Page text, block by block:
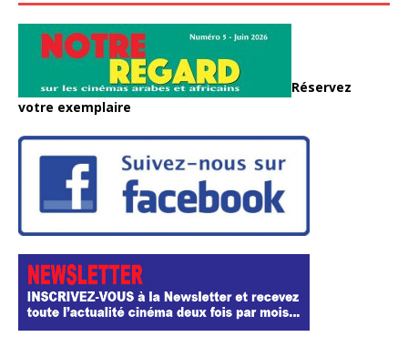
Réservez
votre exemplaire